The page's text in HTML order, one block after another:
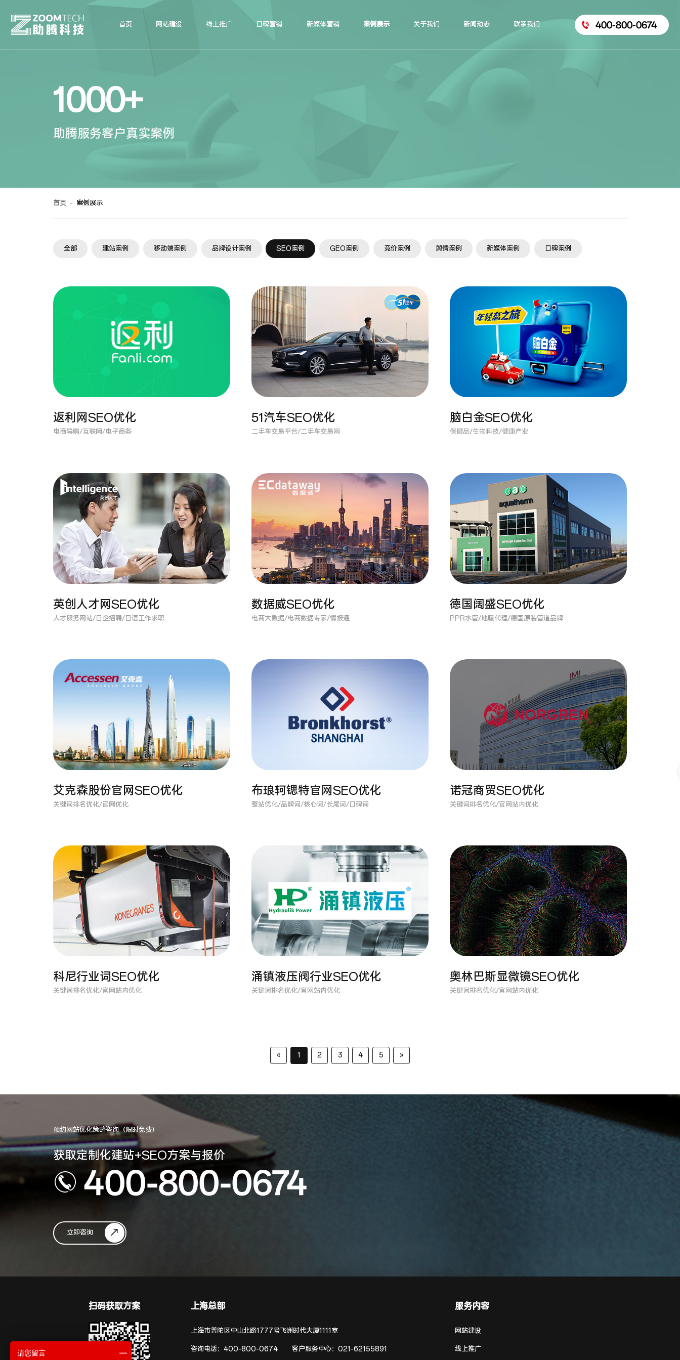
首页 网站建设 线上推广 口碑营销 新媒体营销 案例展示 关于我们 新闻动态 联系我们 400-800-0674
1000+
助腾服务客户真实案例
首页 - 案例展示
全部 建站案例 移动端案例 品牌设计案例 SEO案例 GEO案例 竞价案例 舆情案例 新媒体案例 口碑案例
返利网SEO优化
电商导购/互联网/电子商务
51汽车SEO优化
二手车交易平台/二手车交易网
脑白金SEO优化
保健品/生物科技/健康产业
英创人才网SEO优化
人才服务网站/日企招聘/日语工作求职
数据威SEO优化
电商大数据/电商数据专家/情报通
德国阔盛SEO优化
PPR水管/地暖代理/德国原装管道品牌
艾克森股份官网SEO优化
关键词排名优化/官网优化
布琅轲锶特官网SEO优化
整站优化/品牌词/核心词/长尾词/口碑词
诺冠商贸SEO优化
关键词排名优化/官网站内优化
科尼行业词SEO优化
关键词排名优化/官网站内优化
涌镇液压阀行业SEO优化
关键词排名优化/官网站内优化
奥林巴斯显微镜SEO优化
关键词排名优化/官网站内优化
« 1 2 3 4 5 »
预约网站优化策略咨询（限时免费）
获取定制化建站+SEO方案与报价
400-800-0674
立即咨询
扫码获取方案 上海总部
上海市普陀区中山北路1777号飞洲时代大厦1111室
咨询电话：400-800-0674 客户服务中心：021-62155891
服务内容
网站建设
线上推广
请您留言